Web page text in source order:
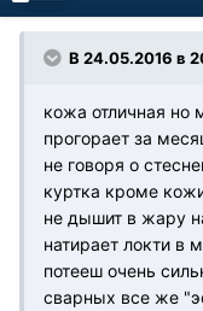
В 24.05.2016 в
кожа отличная но
прогорает за
не говоря о
куртка кроме
не дышит в жару
натирает локти в
потееш очень
сварных все же